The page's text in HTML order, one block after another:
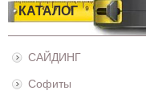
КАТАЛОГ
САЙДИНГ
Софиты